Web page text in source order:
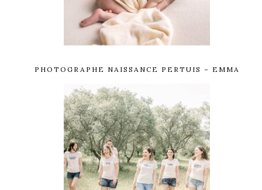
PHOTOGRAPHE NAISSANCE PERTUIS – EMMA